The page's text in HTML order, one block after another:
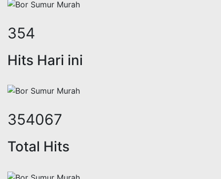
433
Hits Hari ini
439384
Total Hits